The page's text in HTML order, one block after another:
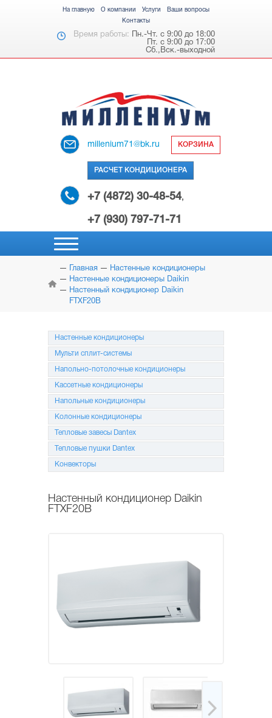
На главную О компании Услуги
Ваши вопросы
Контакты
Время работы: Пн.-Чт. с 9:00 до 18:00
Пт. с 9:00 до 17:00
Сб.,Вск.-выходной
millenium71@bk.ru КОРЗИНА
РАСЧЕТ КОНДИЦИОНЕРА
+7 (4872) 30-48-54,
+7 (930) 797-71-71
НАСТЕННЫЕ
КОНДИЦИОНЕРЫ
МУЛЬТИ
НАПОЛЬНО-ПОТОЛОЧНЫЕ
СИСТЕМЫ
КАССЕТНЫЕ
КОНДИЦИОНЕРЫ
КОЛОННЫЕ
МОБИЛЬНЫЕ
КОНДИЦИОНЕРЫ
МОНТАЖ
Главная
Настенные кондиционеры
Настенные кондиционеры Daikin
Настенный кондиционер Daikin
FTXF20B
Настенные кондиционеры
Мульти сплит-системы
Напольно-потолочные кондиционеры
Кассетные кондиционеры
Напольные кондиционеры
Колонные кондиционеры
Тепловые завесы Dantex
Тепловые пушки Dantex
Конвекторы
Настенный кондиционер Daikin
FTXF20B